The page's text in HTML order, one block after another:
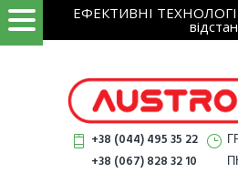
Skip
to
ЕФЕКТИВНІ ТЕХНОЛОГІЇ
+38 (044) 495 35 22
+38 (067) 828 32 10